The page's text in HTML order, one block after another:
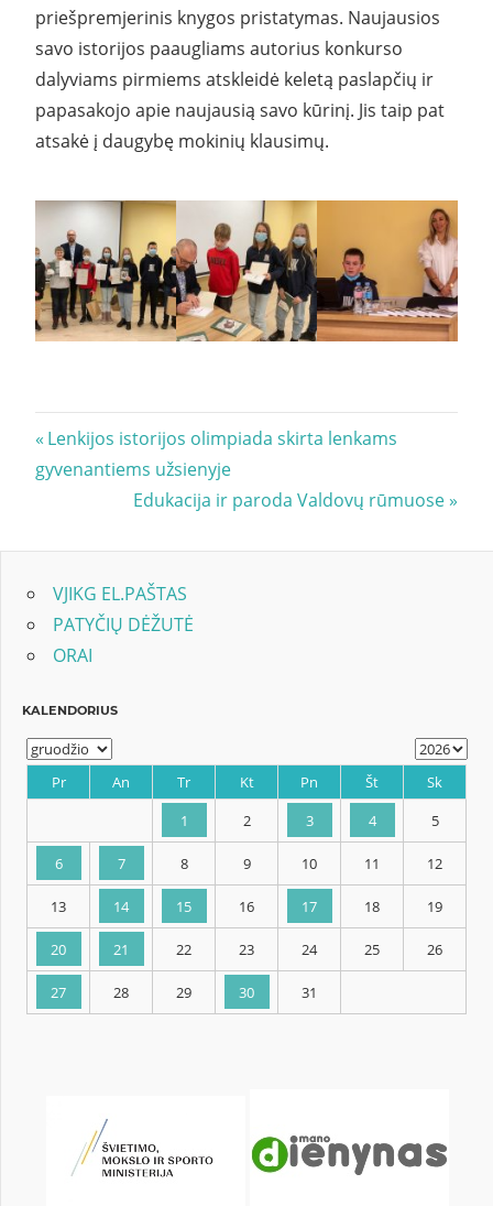
priešpremjerinis knygos pristatymas. Naujausios
savo istorijos paaugliams autorius konkurso
dalyviams pirmiems atskleidė keletą paslapčių ir
papasakojo apie naujausią savo kūrinį. Jis taip pat
atsakė į daugybę mokinių klausimų.
Navigacija
tarp
Previous
Post:
Lenkijos istorijos olimpiada skirta lenkams
gyvenantiems užsienyje
Next
Edukacija ir paroda Valdovų rūmuose
VJIKG EL.PAŠTAS
PATYČIŲ DĖŽUTĖ
ORAI